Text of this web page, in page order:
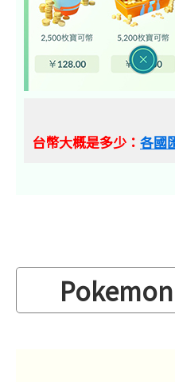
台幣大概是多少： 各國